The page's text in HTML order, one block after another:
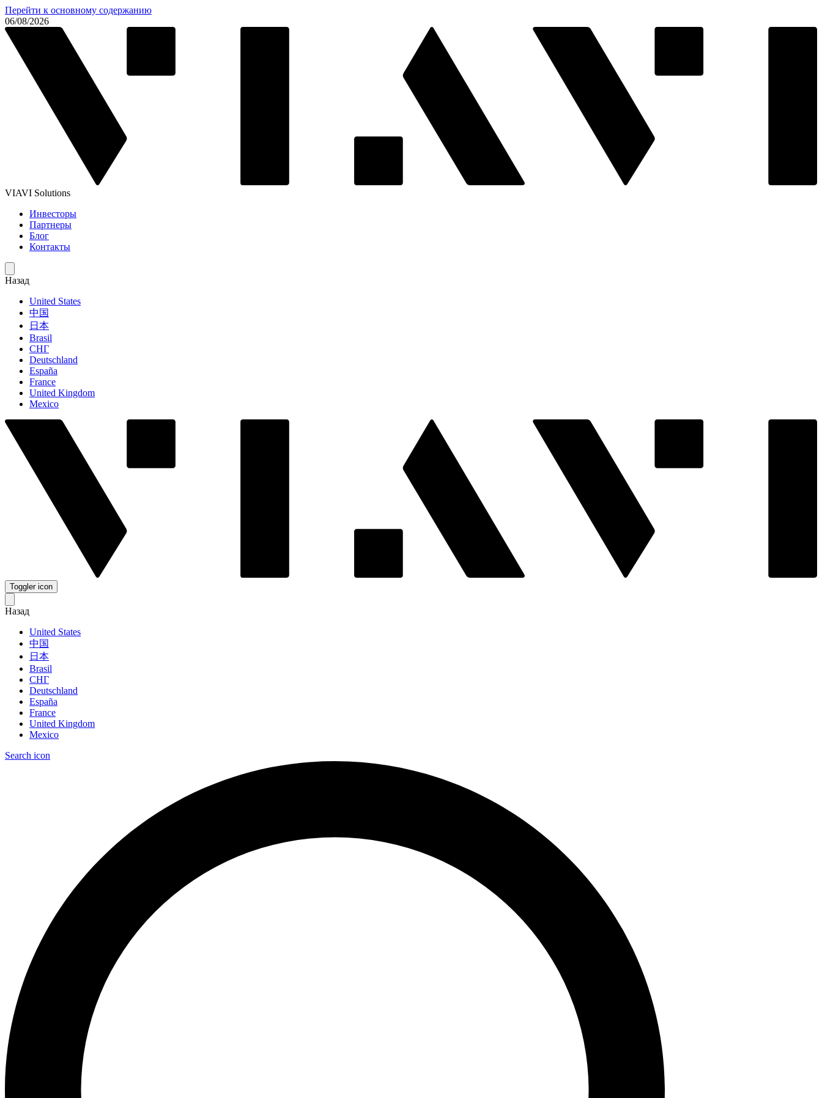
Перейти к основному содержанию
06/08/2026
VIAVI Solutions
Инвесторы
Партнеры
Блог
Контакты
Назад
United States
中国
日本
Brasil
СНГ
Deutschland
España
France
United Kingdom
Mexico
Toggler icon
Назад
United States
中国
日本
Brasil
СНГ
Deutschland
España
France
United Kingdom
Mexico
Search icon